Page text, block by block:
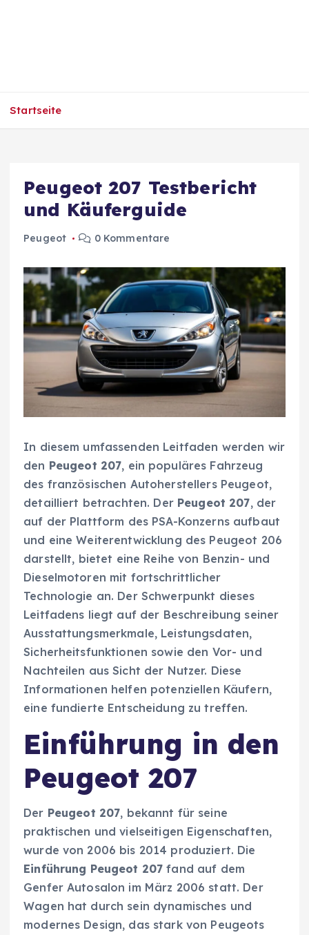
Startseite
Peugeot 207 Testbericht
und Käuferguide
Peugeot 0 Kommentare
In diesem umfassenden Leitfaden werden wir
den Peugeot 207, ein populäres Fahrzeug
des französischen Autoherstellers Peugeot,
detailliert betrachten. Der Peugeot 207, der
auf der Plattform des PSA-Konzerns aufbaut
und eine Weiterentwicklung des Peugeot 206
darstellt, bietet eine Reihe von Benzin- und
Dieselmotoren mit fortschrittlicher
Technologie an. Der Schwerpunkt dieses
Leitfadens liegt auf der Beschreibung seiner
Ausstattungsmerkmale, Leistungsdaten,
Sicherheitsfunktionen sowie den Vor- und
Nachteilen aus Sicht der Nutzer. Diese
Informationen helfen potenziellen Käufern,
eine fundierte Entscheidung zu treffen.
Einführung in den
Peugeot 207
Der Peugeot 207, bekannt für seine
praktischen und vielseitigen Eigenschaften,
wurde von 2006 bis 2014 produziert. Die
Einführung Peugeot 207 fand auf dem
Genfer Autosalon im März 2006 statt. Der
Wagen hat durch sein dynamisches und
modernes Design, das stark von Peugeots